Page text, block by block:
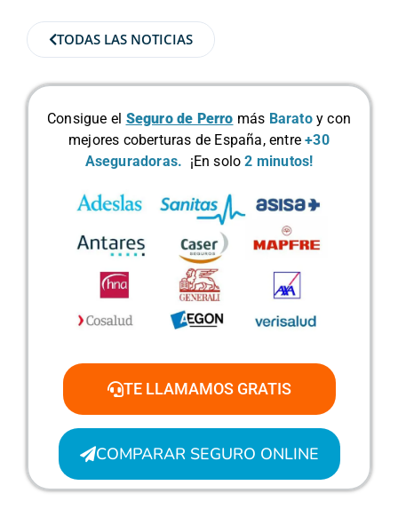
TODAS LAS NOTICIAS
Consigue el Seguro de Perro más Baratoy con
mejores coberturas de España, entre+30
Aseguradoras. ¡En solo2 minutos!
TE LLAMAMOS GRATIS
COMPARAR SEGURO ONLINE